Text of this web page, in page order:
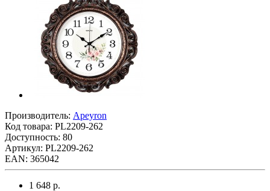
Производитель: Apeyron
Код товара: PL2209-262
Доступность: 80
Артикул: PL2209-262
EAN: 365042
1 648 р.